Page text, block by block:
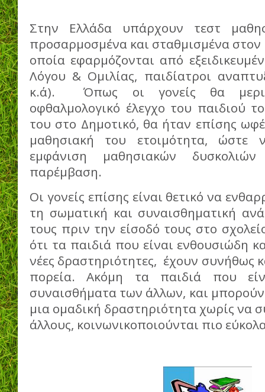
Στην Ελλάδα υπάρχουν τεστ
προσαρμοσμένα και σταθμισμένα
οποία εφαρμόζονται από
Λόγου & Ομιλίας, παιδίατροι
κ.ά). Όπως οι γονείς θα
οφθαλμολογικό έλεγχο του παιδιού
του στο Δημοτικό, θα ήταν επίσης
μαθησιακή του ετοιμότητα,
εμφάνιση μαθησιακών
παρέμβαση.
Οι γονείς επίσης είναι θετικό να
τη σωματική και συναισθηματική
τους πριν την είσοδό τους στο
ότι τα παιδιά που είναι ενθουσιώδη
νέες δραστηριότητες, έχουν συνήθως
πορεία. Ακόμη τα παιδιά που
συναισθήματα των άλλων, και
μια ομαδική δραστηριότητα χωρίς να
άλλους, κοινωνικοποιούνται πιο